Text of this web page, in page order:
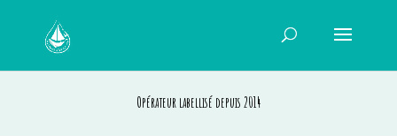
Opérateur labellisé depuis 2014